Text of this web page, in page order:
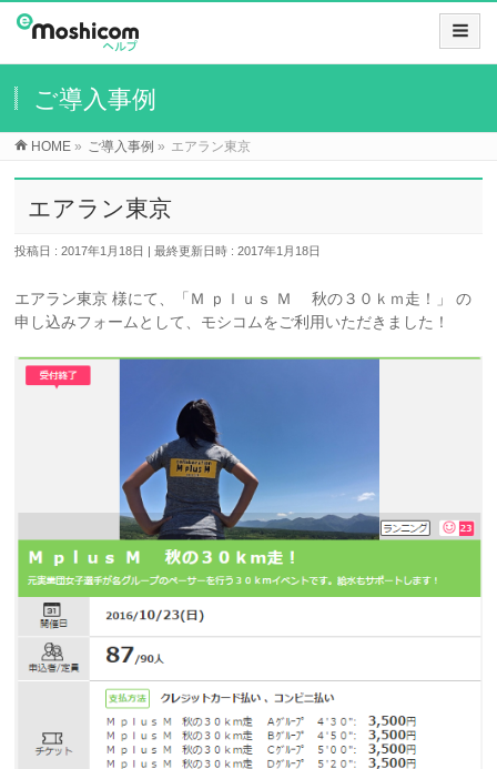
ご導入事例
HOME » ご導入事例 » エアラン東京
エアラン東京
投稿日 : 2017年1月18日 最終更新日時 : 2017年1月18日
エアラン東京 様にて、「Ｍ ｐｌｕｓ Ｍ 秋の３０ｋｍ走！」 の
申し込みフォームとして、モシコムをご利用いただきました！